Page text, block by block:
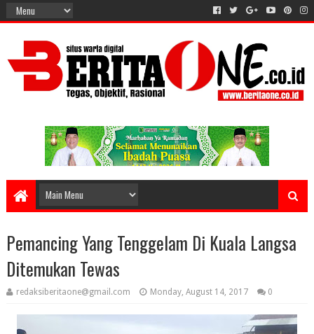
Pemancing Yang Tenggelam Di Kuala Langsa
Ditemukan Tewas
redaksiberitaone@gmail.com Monday, August 14, 2017 0